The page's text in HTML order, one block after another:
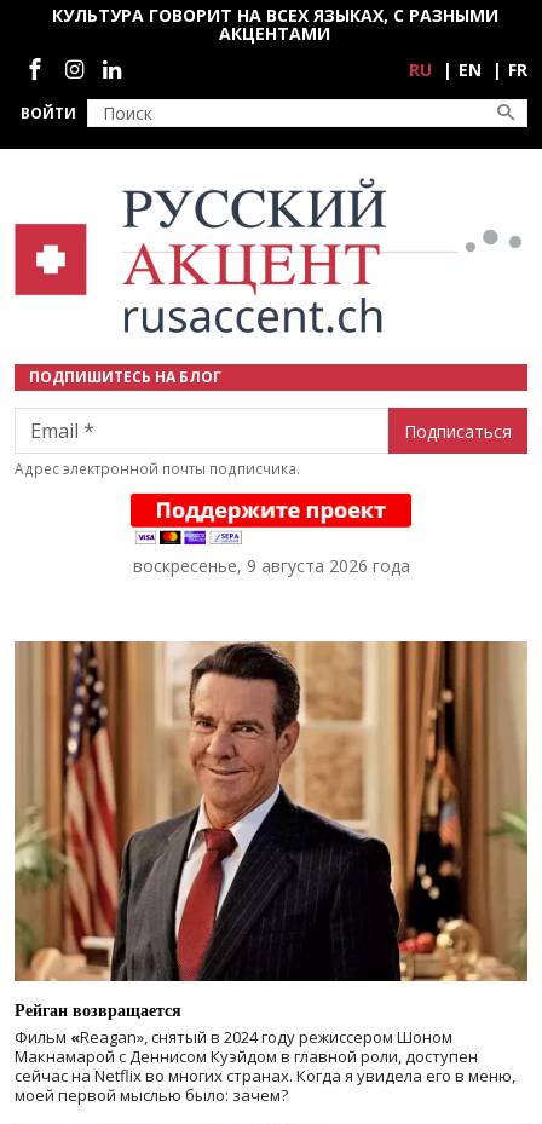
Перейти к основному содержанию
ВОЙТИ
КУЛЬТУРА ГОВОРИТ НА ВСЕХ ЯЗЫКАХ, С РАЗНЫМИ
АКЦЕНТАМИ
Социальные сети
RU EN FR
ПОДПИШИТЕСЬ НА БЛОГ
Email
Адрес электронной почты подписчика.
воскресенье, 9 августа 2026 года
Рейган возвращается
Фильм «Reagan», снятый в 2024 годурежиссером Шоном
Макнамарой с Деннисом Куэйдом в главной роли, доступен
сейчас на Netflix во многих странах. Когда я увидела его в меню,
моей первой мыслью было: зачем?